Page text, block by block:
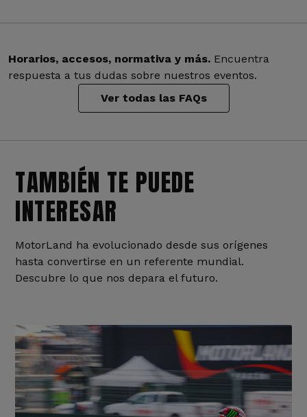
Horarios, accesos, normativa y más. Encuentra
respuesta a tus dudas sobre nuestros eventos.
Ver todas las FAQs
TAMBIÉN TE PUEDE
INTERESAR
MotorLand ha evolucionado desde sus orígenes
hasta convertirse en un referente mundial.
Descubre lo que nos depara el futuro.